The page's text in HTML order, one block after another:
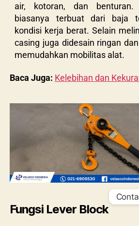
air, kotoran, dan benturan.
biasanya terbuat dari baja
kondisi kerja berat. Selain
casing juga didesain ringan
memudahkan mobilitas alat.
Baca Juga: Kelebihan dan
Fungsi Lever Block